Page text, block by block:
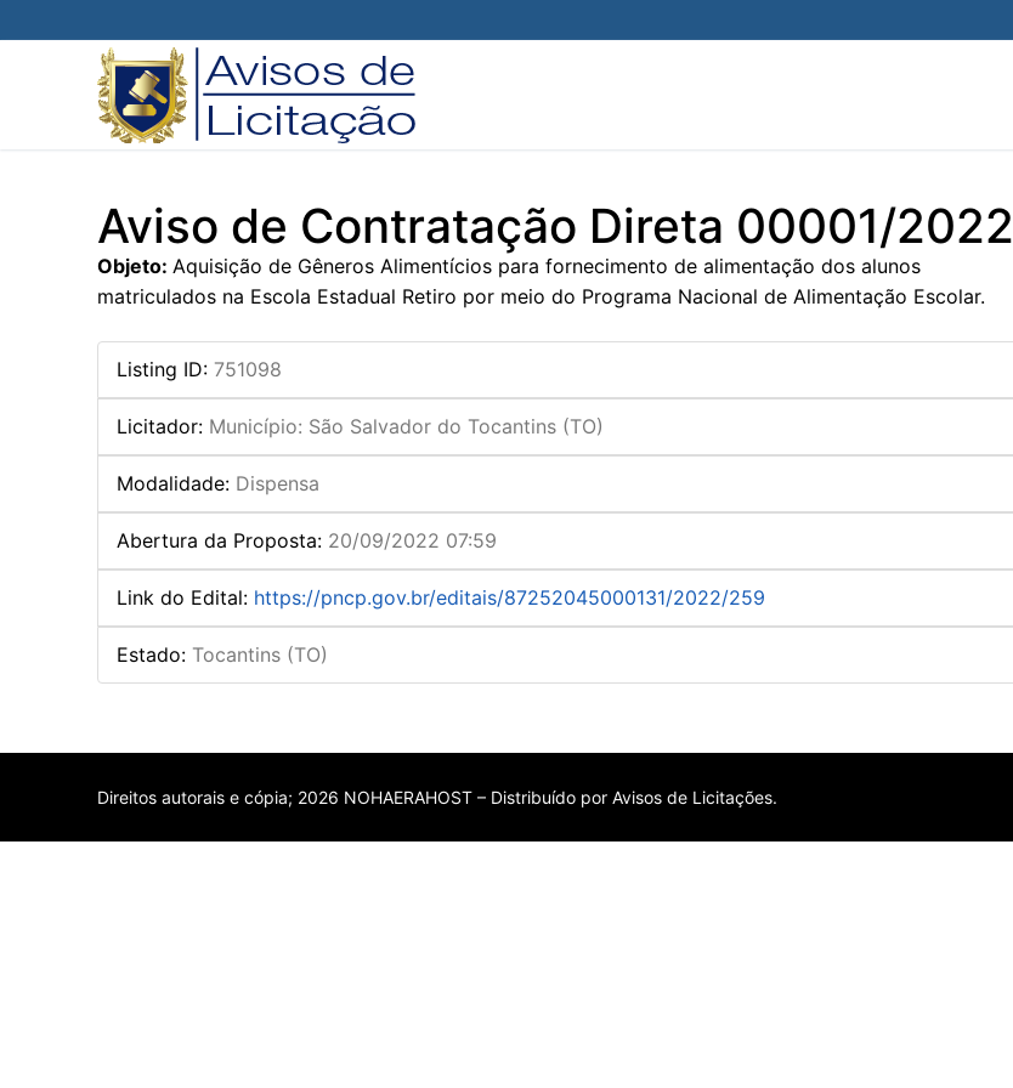
para
Aviso de Contratação Direta 00001/2022
Objeto: Aquisição de Gêneros Alimentícios para fornecimento de alimentação dos alunos
matriculados na Escola Estadual Retiro por meio do Programa Nacional de Alimentação Escolar.
Listing ID: 751098
Licitador: Município: São Salvador do Tocantins (TO)
Modalidade: Dispensa
Abertura da Proposta: 20/09/2022 07:59
Link do Edital: https://pncp.gov.br/editais/87252045000131/2022/259
Estado: Tocantins (TO)
Direitos autorais e cópia; 2026 NOHAERAHOST – Distribuído por Avisos de Licitações.